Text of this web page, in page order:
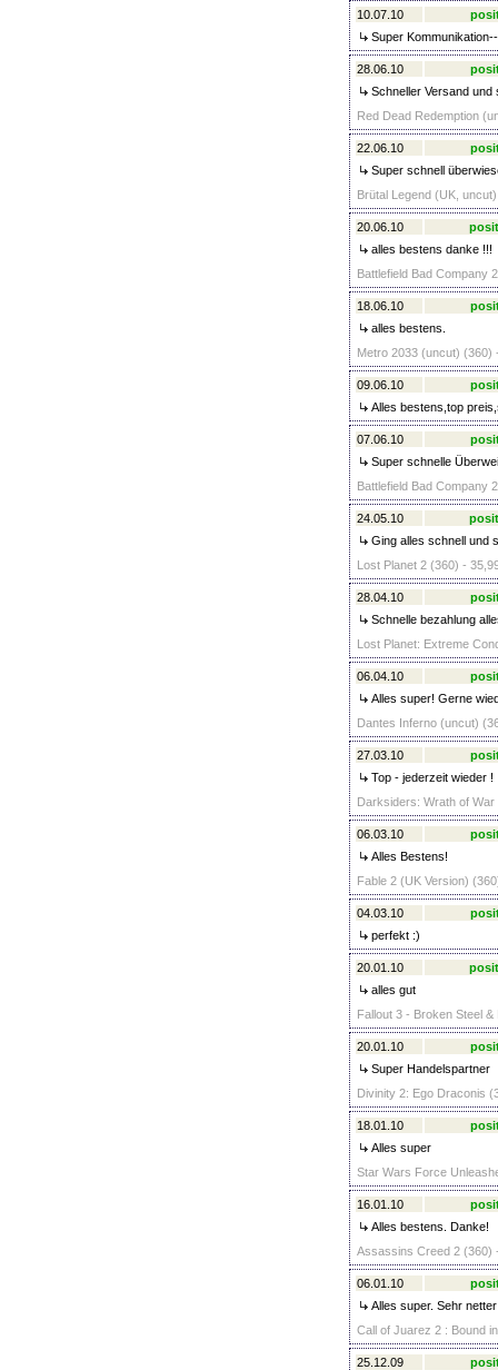
10.07.10
Super
28.06.10
Schneller Versand
Red Dead Redemption
22.06.10
Super schnell
Brütal Legend (UK,
20.06.10
alles bestens danke !!!
Battlefield Bad Company
18.06.10
alles bestens.
Metro 2033 (uncut) (360)
09.06.10
Alles bestens,top
07.06.10
Super schnelle
Battlefield Bad Company
24.05.10
Ging alles schnell und
Lost Planet 2 (360) -
28.04.10
Schnelle bezahlung
Lost Planet: Extreme
06.04.10
Alles super! Gerne
Dantes Inferno (uncut)
27.03.10
Top - jederzeit wieder !
Darksiders: Wrath of
06.03.10
Alles Bestens!
Fable 2 (UK Version)
04.03.10
perfekt :)
20.01.10
alles gut
Fallout 3 - Broken Steel
20.01.10
Super Handelspartner
Divinity 2: Ego Draconis
18.01.10
Alles super
Star Wars Force
16.01.10
Alles bestens. Danke!
Assassins Creed 2 (360)
06.01.10
Alles super. Sehr
Call of Juarez 2 : Bound
25.12.09